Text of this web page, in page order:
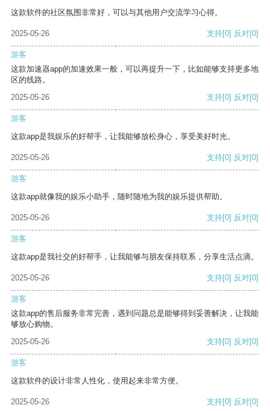
这款软件的社区氛围非常好，可以与其他用户交流学习心得。
2025-05-26 支持[0] 反对[0]
游客
这款加速器app的加速效果一般，可以再提升一下，比如能够支持更多地
区的线路。
2025-05-26
支持[0] 反对[0]
游客
这款app是我娱乐的好帮手，让我能够放松身心，享受美好时光。
2025-05-26 支持[0] 反对[0]
游客
这款app就像我的娱乐小助手，随时随地为我的娱乐提供帮助。
2025-05-26 支持[0] 反对[0]
游客
这款app是我社交的好帮手，让我能够与朋友保持联系，分享生活点滴。
2025-05-26 支持[0] 反对[0]
游客
这款app的售后服务非常完善，遇到问题总是能够得到妥善解决，让我能
够放心购物。
2025-05-26
支持[0] 反对[0]
游客
这款软件的设计非常人性化，使用起来非常方便。
2025-05-26 支持[0] 反对[0]